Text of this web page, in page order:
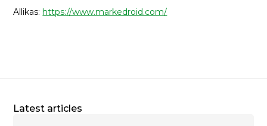
Allikas:https://www.markedroid.com/
Latest articles